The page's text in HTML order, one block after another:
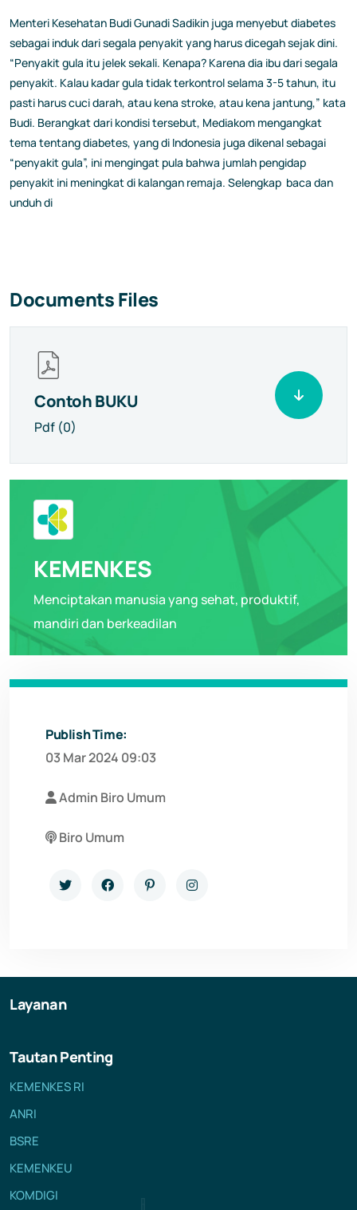
Menteri Kesehatan Budi Gunadi Sadikin juga menyebut diabetes
sebagai induk dari segala penyakit yang harus dicegah sejak dini.
“Penyakit gula itu jelek sekali. Kenapa? Karena dia ibu dari segala
penyakit. Kalau kadar gula tidak terkontrol selama 3-5 tahun, itu
pasti harus cuci darah, atau kena stroke, atau kena jantung,” kata
Budi. Berangkat dari kondisi tersebut, Mediakom mengangkat
tema tentang diabetes, yang di Indonesia juga dikenal sebagai
“penyakit gula”, ini mengingat pula bahwa jumlah pengidap
penyakit ini meningkat di kalangan remaja. Selengkap baca dan
unduh di
Documents Files
Contoh BUKU
Pdf (0)
KEMENKES
Menciptakan manusia yang sehat, produktif,
mandiri dan berkeadilan
Publish Time:
03 Mar 2024 09:03
Admin Biro Umum
Biro Umum
Layanan
Tautan Penting
KEMENKES RI
ANRI
BSRE
KEMENKEU
KOMDIGI